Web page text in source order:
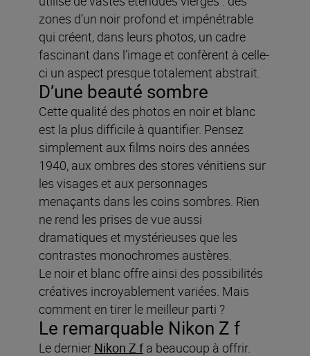
zones d’un noir profond et impénétrable
qui créent, dans leurs photos, un cadre
fascinant dans l’image et confèrent à celle-
ci un aspect presque totalement abstrait.
D’une beauté sombre
Cette qualité des photos en noir et blanc
est la plus difficile à quantifier. Pensez
simplement aux films noirs des années
1940, aux ombres des stores vénitiens sur
les visages et aux personnages
menaçants dans les coins sombres. Rien
ne rend les prises de vue aussi
dramatiques et mystérieuses que les
contrastes monochromes austères.
Le noir et blanc offre ainsi des possibilités
créatives incroyablement variées. Mais
comment en tirer le meilleur parti ?
Le remarquable Nikon Z f
Le dernier Nikon Z fa beaucoup à offrir.